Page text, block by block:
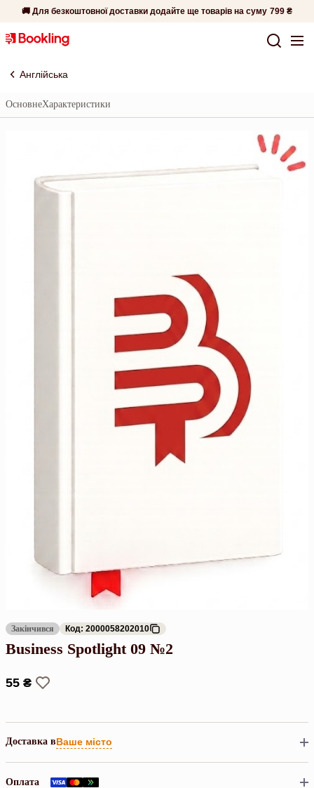
🚚 Для безкоштовної доставки додайте ще товарів на суму 799 ₴
Англійська
ОсновнеХарактеристики
Закінчився Код: 2000058202010
Business Spotlight 09 №2
55 ₴
Доставка вВаше місто
Оплата